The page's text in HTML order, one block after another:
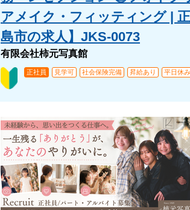
アメイク・フィッティング |
島市の求人】JKS-0073
有限会社柿元写真館
正社員 見学可 社会保険完備 昇給あり 平日休